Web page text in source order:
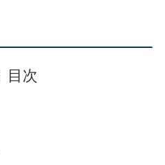
目次